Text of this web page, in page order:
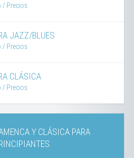
/ Precios
JAZZ/BLUES
/ Precios
CLÁSICA
/ Precios
Y CLÁSICA PARA